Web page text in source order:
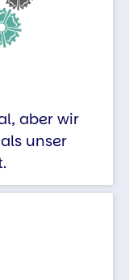
aber wir
unser